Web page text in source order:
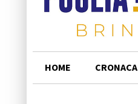
HOME CRONACA